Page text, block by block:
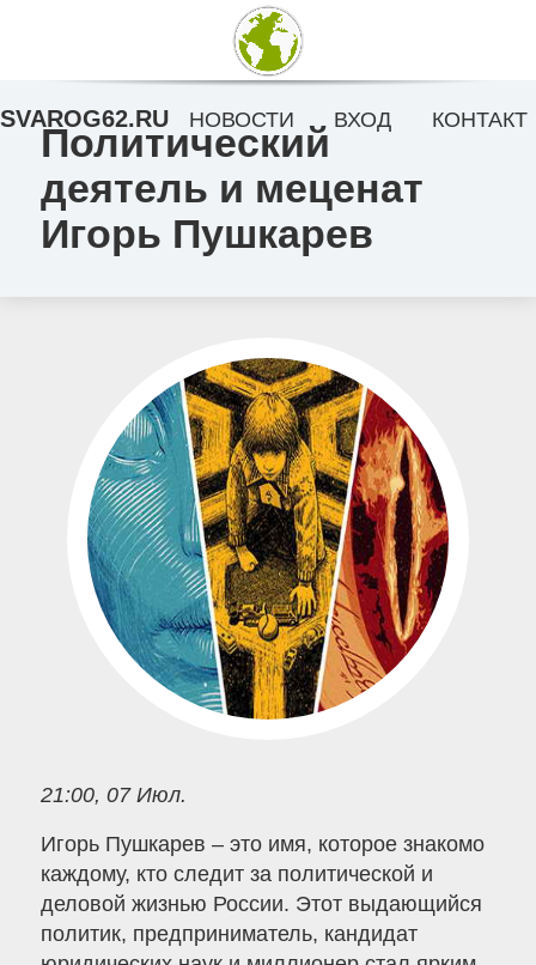
Политический
деятель и меценат
Игорь Пушкарев
21:00, 07 Июл.
Игорь Пушкарев – это имя, которое знакомо
каждому, кто следит за политической и
деловой жизнью России. Этот выдающийся
политик, предприниматель, кандидат
SVAROG62.RU НОВОСТИ ВХОД КОНТАКТ